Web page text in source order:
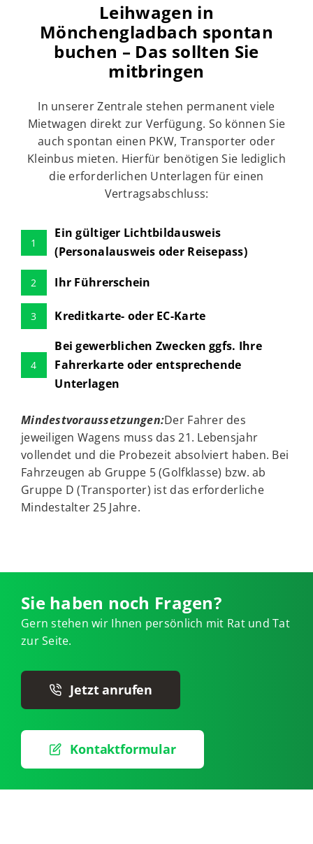
Leihwagen in
Mönchengladbach spontan
buchen – Das sollten Sie
mitbringen
In unserer Zentrale stehen permanent viele
Mietwagen direkt zur Verfügung. So können Sie
auch spontan einen PKW, Transporter oder
Kleinbus mieten. Hierfür benötigen Sie lediglich
die erforderlichen Unterlagen für einen
Vertragsabschluss:
1
Ein gültiger Lichtbildausweis
(Personalausweis oder Reisepass)
2 Ihr Führerschein
3 Kreditkarte- oder EC-Karte
4
Bei gewerblichen Zwecken ggfs. Ihre
Fahrerkarte oder entsprechende
Unterlagen
Mindestvoraussetzungen:Der Fahrer des
jeweiligen Wagens muss das 21. Lebensjahr
vollendet und die Probezeit absolviert haben. Bei
Fahrzeugen ab Gruppe 5 (Golfklasse) bzw. ab
Gruppe D (Transporter) ist das erforderliche
Mindestalter 25 Jahre.
Sie haben noch Fragen?
Gern stehen wir Ihnen persönlich mit Rat und Tat
zur Seite.
Jetzt anrufen
Kontaktformular